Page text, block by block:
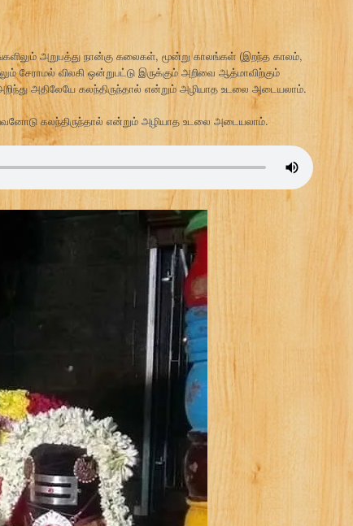
அறுபத்து நான்கு கலைகள், மூன்று காலங்கள் (இறந்த காலம்,
சேராமல் விலகி ஒன்றுபட்டு இருக்கும் அறிவை ஆத்மாவிற்கும்
அதிலேயே கலந்திருந்தால் என்றும் அழியாத உடலை அடையலாம்.
கலந்திருந்தால் என்றும் அழியாத உடலை அடையலாம்.